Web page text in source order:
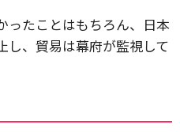
ったことはもちろん、日本
し、貿易は幕府が監視して